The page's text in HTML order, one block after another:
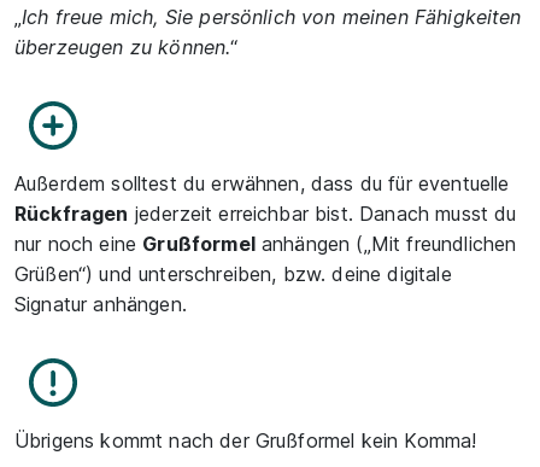
„Ich freue mich, Sie persönlich von meinen Fähigkeiten
überzeugen zu können.“
Außerdem solltest du erwähnen, dass du für eventuelle
Rückfragen jederzeit erreichbar bist. Danach musst du
nur noch eine Grußformelanhängen („Mit freundlichen
Grüßen“) und unterschreiben, bzw. deine digitale
Signatur anhängen.
Übrigens kommt nach der Grußformel kein Komma!